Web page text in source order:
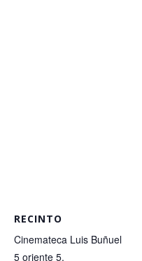
RECINTO
Cinemateca Luis Buñuel
5 oriente 5,